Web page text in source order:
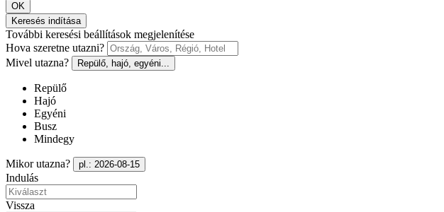
OK
Keresés indítása
További keresési beállítások megjelenítése
Hova szeretne utazni?
Mivel utazna?
Repülő, hajó, egyéni...
Repülő
Hajó
Egyéni
Busz
Mindegy
Mikor utazna? pl.: 2026-08-15
Indulás
Vissza